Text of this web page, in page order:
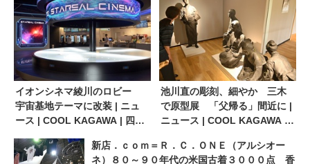
イオンシネマ綾川のロビー
宇宙基地テーマに改装 | ニュ
ース | COOL KAGAWA | 四国
情報サイト
池川直の彫刻、細やか 三木
で原型展 「父帰る」間近に |
ニュース | COOL KAGAWA |
観光情報サイト
新店．ｃｏｍ＝Ｒ．Ｃ．ＯＮＥ（アルシオー
ネ）８０～９０年代の米国古着３０００点 香